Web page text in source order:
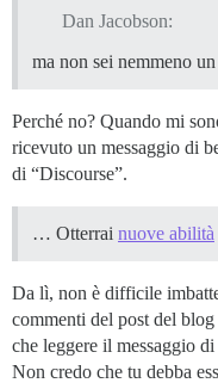
Dan Jacobson:
ma non sei nemmeno
Perché no? Quando mi
ricevuto un messaggio di
di “Discourse”.
… Otterrai nuove abilità
Da lì, non è difficile
commenti del post del
che leggere il messaggio
Non credo che tu debba